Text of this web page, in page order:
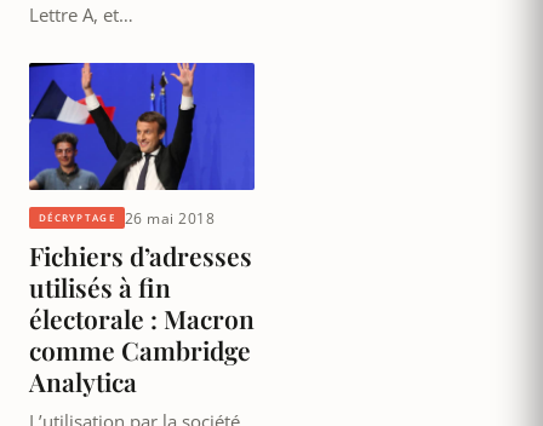
Lettre A, et…
DÉCRYPTAGE 26 mai 2018
Fichiers d’adresses
utilisés à fin
électorale : Macron
comme Cambridge
Analytica
L’utilisation par la société